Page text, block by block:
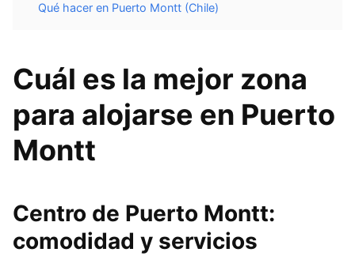
Qué hacer en Puerto Montt (Chile)
Cuál es la mejor zona
para alojarse en Puerto
Montt
Centro de Puerto Montt:
comodidad y servicios